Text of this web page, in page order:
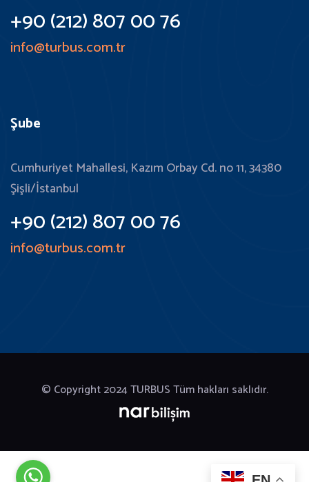
+90 (212) 807 00 76
info@turbus.com.tr
Şube
Cumhuriyet Mahallesi, Kazım Orbay Cd. no 11, 34380
Şişli/İstanbul
+90 (212) 807 00 76
info@turbus.com.tr
© Copyright 2024TURBUS Tüm hakları saklıdır.